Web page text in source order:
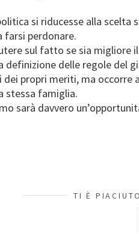
si riducesse alla
farsi perdonare.
sul fatto se sia migliore
definizione delle regole del
propri meriti, ma
stessa famiglia.
sarà davvero
TI È